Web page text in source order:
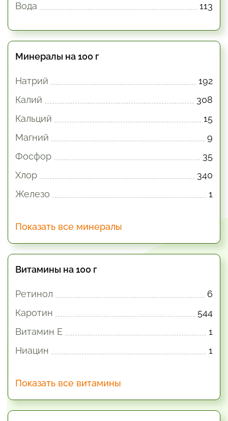
Вода
113
Минералы на 100 г
Натрий
192
Калий
308
Кальций
15
Магний
9
Фосфор
35
Хлор
340
Железо
1
Показать все минералы
Витамины на 100 г
Ретинол
6
Каротин
544
Витамин E
1
Ниацин
1
Показать все витамины